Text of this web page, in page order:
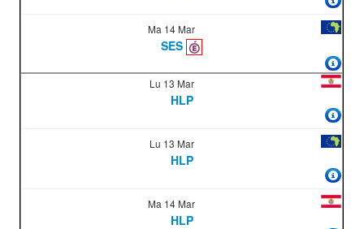
Ma 14 Mar
SES
Lu 13 Mar
HLP
Lu 13 Mar
HLP
Ma 14 Mar
HLP